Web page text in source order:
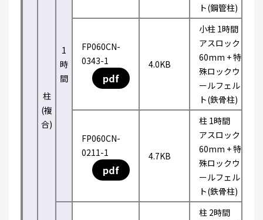
柱
(複
合)
1
時
間
ト(鋼管柱)
FP060CN-
0343-1
pdf
4.0KB
小柱 1時間
アスロック
60mm + 特
殊ロックウ
ールフェル
ト(鉄骨柱)
FP060CN-
0211-1
pdf
4.7KB
柱 1時間
アスロック
60mm + 特
殊ロックウ
ールフェル
ト(鉄骨柱)
柱 2時間